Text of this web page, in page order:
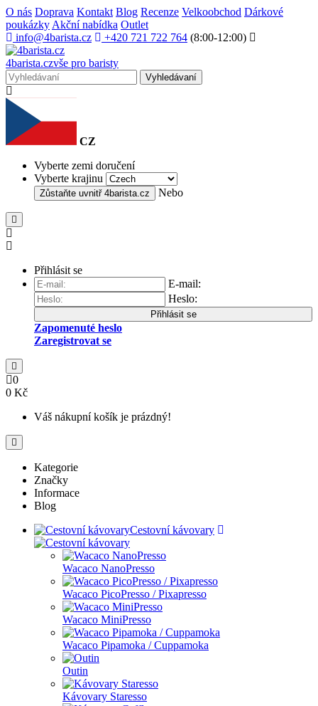
O nás Doprava Kontakt Blog Recenze Velkoobchod Dárkové
poukázky Akční nabídka Outlet
info@4barista.cz
+420 721 722 764 (8:00-12:00)
4barista.czvše pro baristy
Vyhledávaní
CZ
Vyberte zemi doručení
Vyberte krajinu
Zůstaňte uvnitř 4barista.cz Nebo
Přihlásit se
E-mail:
Heslo:
Přihlásit se
Zapomenuté heslo
Zaregistrovat se
0
0 Kč
Váš nákupní košík je prázdný!
Kategorie
Značky
Informace
Blog
Cestovní kávovary
Wacaco NanoPresso
Wacaco PicoPresso / Pixapresso
Wacaco MiniPresso
Wacaco Pipamoka / Cuppamoka
Outin
Kávovary Staresso